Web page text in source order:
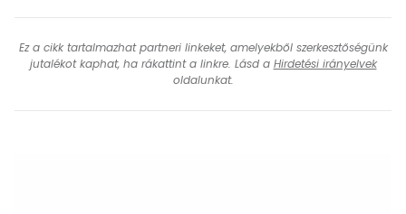
Ez a cikk tartalmazhat partneri linkeket, amelyekből szerkesztőségünk
jutalékot kaphat, ha rákattint a linkre. Lásd a Hirdetési irányelvek
oldalunkat.